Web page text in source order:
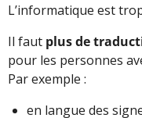
L’informatique est
Il faut plus de
pour les personnes
Par exemple :
en langue des